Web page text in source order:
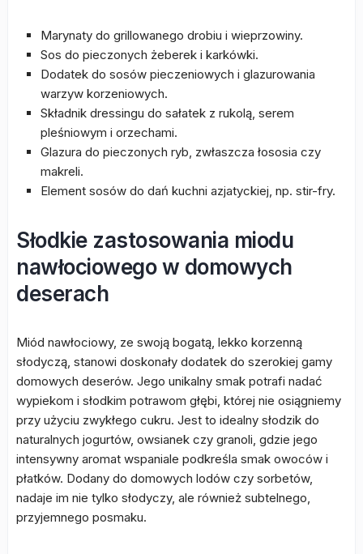
Marynaty do grillowanego drobiu i wieprzowiny.
Sos do pieczonych żeberek i karkówki.
Dodatek do sosów pieczeniowych i glazurowania
warzyw korzeniowych.
Składnik dressingu do sałatek z rukolą, serem
pleśniowym i orzechami.
Glazura do pieczonych ryb, zwłaszcza łososia czy
makreli.
Element sosów do dań kuchni azjatyckiej, np. stir-fry.
Słodkie zastosowania miodu
nawłociowego w domowych
deserach
Miód nawłociowy, ze swoją bogatą, lekko korzenną
słodyczą, stanowi doskonały dodatek do szerokiej gamy
domowych deserów. Jego unikalny smak potrafi nadać
wypiekom i słodkim potrawom głębi, której nie osiągniemy
przy użyciu zwykłego cukru. Jest to idealny słodzik do
naturalnych jogurtów, owsianek czy granoli, gdzie jego
intensywny aromat wspaniale podkreśla smak owoców i
płatków. Dodany do domowych lodów czy sorbetów,
nadaje im nie tylko słodyczy, ale również subtelnego,
przyjemnego posmaku.